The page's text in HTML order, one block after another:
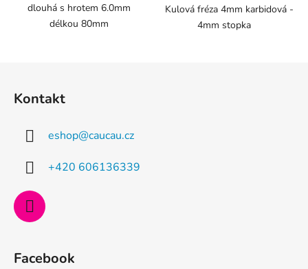
dlouhá s hrotem 6.0mm
délkou 80mm
Kulová fréza 4mm karbidová -
4mm stopka
Kontakt
eshop@caucau.cz
+420 606136339
Facebook